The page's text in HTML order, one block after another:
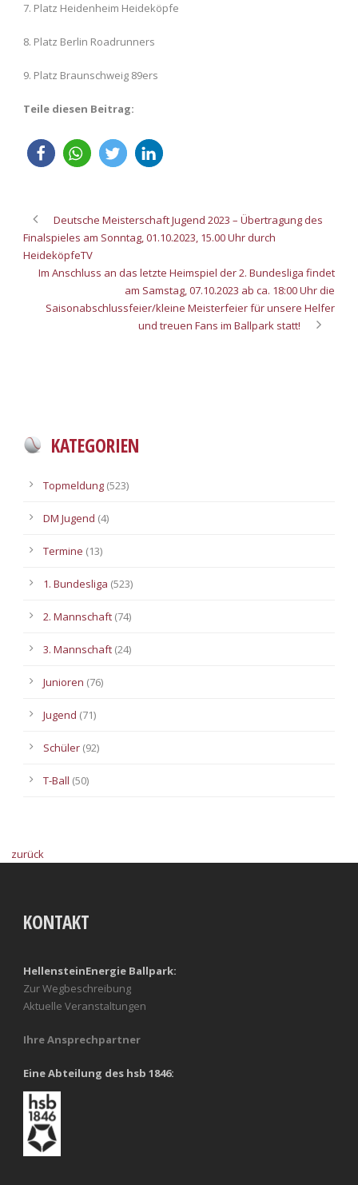
7. Platz Heidenheim Heideköpfe
8. Platz Berlin Roadrunners
9. Platz Braunschweig 89ers
Teile diesen Beitrag:
Deutsche Meisterschaft Jugend 2023 – Übertragung des
Finalspieles am Sonntag, 01.10.2023, 15.00 Uhr durch
HeideköpfeTV
Im Anschluss an das letzte Heimspiel der 2. Bundesliga findet
am Samstag, 07.10.2023 ab ca. 18:00 Uhr die
Saisonabschlussfeier/kleine Meisterfeier für unsere Helfer
und treuen Fans im Ballpark statt!
KATEGORIEN
Topmeldung (523)
DM Jugend (4)
Termine (13)
1. Bundesliga (523)
2. Mannschaft (74)
3. Mannschaft (24)
Junioren (76)
Jugend (71)
Schüler (92)
T-Ball (50)
zurück
KONTAKT
HellensteinEnergie Ballpark:
Zur Wegbeschreibung
Aktuelle Veranstaltungen
Ihre Ansprechpartner
Eine Abteilung des hsb 1846: